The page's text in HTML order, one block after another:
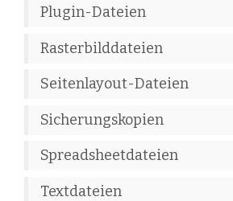
Plugin-Dateien
Rasterbilddateien
Seitenlayout-Dateien
Sicherungskopien
Spreadsheetdateien
Textdateien